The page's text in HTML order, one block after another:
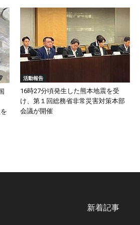
活動報告
16時27分頃発生した熊本地震を受
け、第１回総務省非常災害対策本部
会議が開催
新着記事